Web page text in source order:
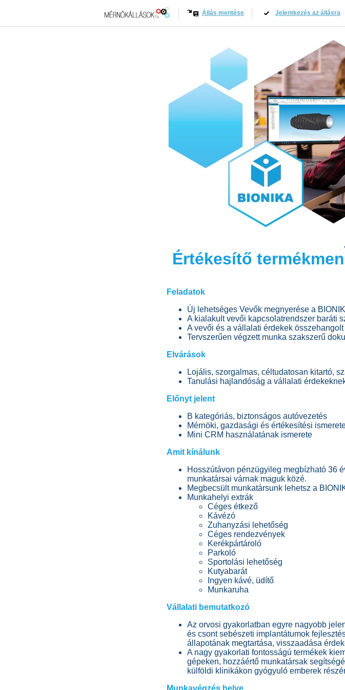
Állás mentése Jelentkezés az állásra
.
Értékesítő
Feladatok
Új lehetséges Vevők megnyerése a
A kialakult vevői kapcsolatrendszer baráti
A vevői és a vállalati érdekek
Tervszerűen végzett munka szakszerű
Elvárások
Lojális, szorgalmas, céltudatosan kitartó,
Tanulási hajlandóság a vállalati
Előnyt jelent
B kategóriás, biztonságos autóvezetés
Mérnöki, gazdasági és értékesítési
Mini CRM használatának ismerete
Amit kínálunk
Hosszútávon pénzügyileg megbízható 36
munkatársai várnak maguk közé.
Megbecsült munkatársunk lehetsz a
Munkahelyi extrák
Céges étkező
Kávézó
Zuhanyzási lehetőség
Céges rendezvények
Kerékpártároló
Parkoló
Sportolási lehetőség
Kutyabarát
Ingyen kávé, üdítő
Munkaruha
Vállalati bemutatkozó
Az orvosi gyakorlatban egyre nagyobb
és csont sebészeti implantátumok
állapotának megtartása, visszaadása
A nagy gyakorlati fontosságú termékek
gépeken, hozzáértő munkatársak
külföldi klinikákon gyógyuló emberek
Munkavégzés helye